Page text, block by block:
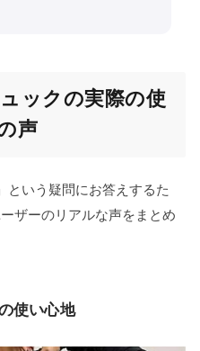
ックの実際の使
声
という疑問にお答えするた
ザーのリアルな声をまとめ
使い心地